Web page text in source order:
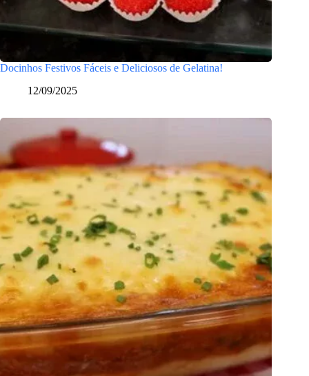
Docinhos Festivos Fáceis e Deliciosos de Gelatina!
12/09/2025